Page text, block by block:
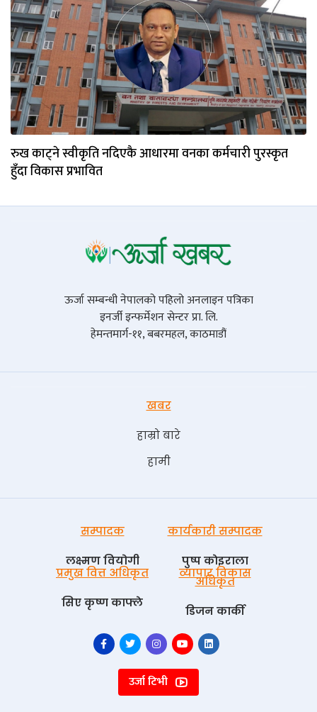
रुख काट्ने स्वीकृति नदिएकै आधारमा वनका कर्मचारी पुरस्कृत
हुँदा विकास प्रभावित
ऊर्जा सम्बन्धी नेपालको पहिलो अनलाइन पत्रिका
इनर्जी इन्फर्मेशन सेन्टर प्रा. लि.
हेमन्तमार्ग-११, बबरमहल, काठमाडौं
खबर
हाम्रो बारे
हामी
सम्पादक
लक्ष्मण वियोगी
कार्यकारी सम्पादक
पुष्प काेइराला
प्रमुख वित्त अधिकृत
सिए कृष्ण काफ्ले
व्यापार विकास
अधिकृत
डिजन कार्की
उर्जा टिभी